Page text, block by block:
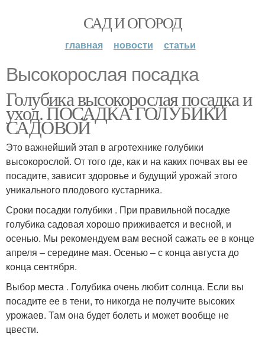
САД И ОГОРОД
главная новости статьи
Высокорослая посадка
Голубика высокорослая посадка и
уход. ПОСАДКА ГОЛУБИКИ
САДОВОЙ
Это важнейший этап в агротехнике голубики
высокорослой. От того где, как и на каких почвах вы ее
посадите, зависит здоровье и будущий урожай этого
уникального плодового кустарника.
Сроки посадки голубики . При правильной посадке
голубика садовая хорошо приживается и весной, и
осенью. Мы рекомендуем вам весной сажать ее в конце
апреля – середине мая. Осенью – с конца августа до
конца сентября.
Выбор места . Голубика очень любит солнца. Если вы
посадите ее в тени, то никогда не получите высоких
урожаев. Там она будет болеть и может вообще не
цвести.